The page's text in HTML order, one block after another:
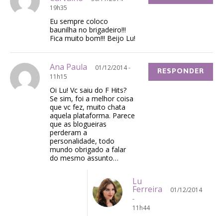
19h35
Eu sempre coloco
baunilha no brigadeiro!!!
Fica muito bom!!! Beijo Lu!
Ana Paula
01/12/2014 -
11h15
Oi Lu! Vc saiu do F Hits?
Se sim, foi a melhor coisa
que vc fez, muito chata
aquela plataforma. Parece
que as blogueiras
perderam a
personalidade, todo
mundo obrigado a falar
do mesmo assunto…
RESPONDER
Lu
Ferreira
01/12/2014
-
11h44